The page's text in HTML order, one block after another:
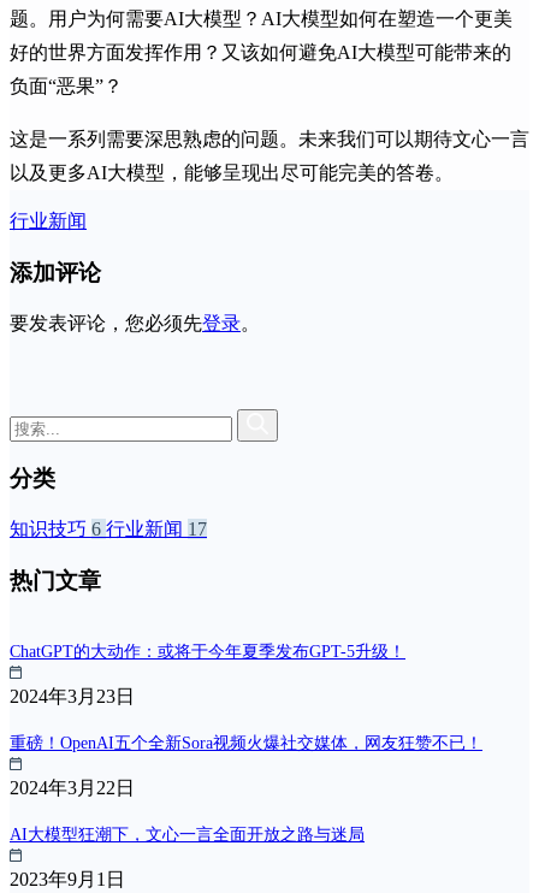
题。用户为何需要AI大模型？AI大模型如何在塑造一个更美
好的世界方面发挥作用？又该如何避免AI大模型可能带来的
负面“恶果”？
这是一系列需要深思熟虑的问题。未来我们可以期待文心一言
以及更多AI大模型，能够呈现出尽可能完美的答卷。
行业新闻
添加评论
要发表评论，您必须先登录。
分类
知识技巧 6 行业新闻 17
热门文章
ChatGPT的大动作：或将于今年夏季发布GPT-5升级！
2024年3月23日
重磅！OpenAI五个全新Sora视频火爆社交媒体，网友狂赞不已！
2024年3月22日
AI大模型狂潮下，文心一言全面开放之路与迷局
2023年9月1日